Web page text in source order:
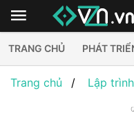
TRANG CHỦ PHÁT
Trang chủ Lập